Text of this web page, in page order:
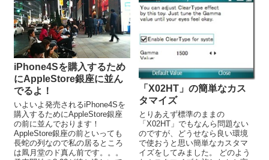
iPhone4Sを購入するため
にAppleStore銀座に並ん
でるよ！
いよいよ発売されるiPhone4Sを
購入するためにAppleStore銀座
の前に並んでおります！
AppleStore銀座の前といっても
長蛇の列なので私の居るところ
は凮月堂のド真ん前です。。。
「X02HT」の簡単なカス
タマイズ
とりあえず標準のままの
「X02HT」でもなんら問題ない
のですが、どうせなら良い環境
で使おうと思い簡単なカスタマ
イズをしてみました。 どのよう